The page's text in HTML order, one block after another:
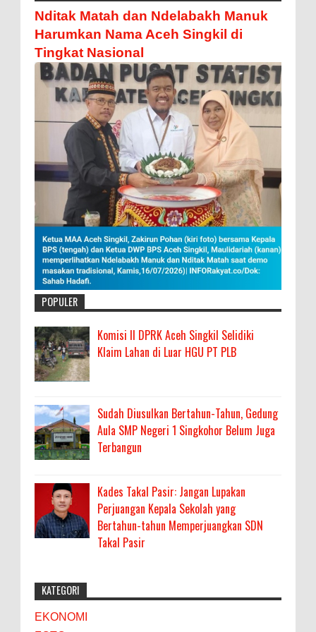
Nditak Matah dan Ndelabakh Manuk
Harumkan Nama Aceh Singkil di
Tingkat Nasional
POPULER
Komisi II DPRK Aceh Singkil Selidiki
Klaim Lahan di Luar HGU PT PLB
Sudah Diusulkan Bertahun-Tahun, Gedung
Aula SMP Negeri 1 Singkohor Belum Juga
Terbangun
Kades Takal Pasir: Jangan Lupakan
Perjuangan Kepala Sekolah yang
Bertahun-tahun Memperjuangkan SDN
Takal Pasir
KATEGORI
EKONOMI